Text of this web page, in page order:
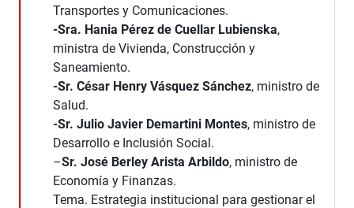
Transportes y Comunicaciones.
-Sra. Hania Pérez de Cuellar Lubienska,
ministra de Vivienda, Construcción y
Saneamiento.
-Sr. César Henry Vásquez Sánchez, ministro de
Salud.
-Sr. Julio Javier Demartini Montes, ministro de
Desarrollo e Inclusión Social.
–Sr. José Berley Arista Arbildo, ministro de
Economía y Finanzas.
Tema. Estrategia institucional para gestionar el